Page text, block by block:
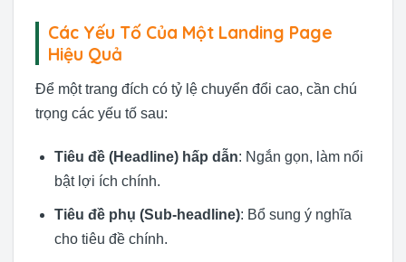
Các Yếu Tố Của Một Landing Page
Hiệu Quả
Để một trang đích có tỷ lệ chuyển đổi cao, cần chú
trọng các yếu tố sau:
Tiêu đề (Headline) hấp dẫn: Ngắn gọn, làm nổi
bật lợi ích chính.
Tiêu đề phụ (Sub-headline): Bổ sung ý nghĩa
cho tiêu đề chính.